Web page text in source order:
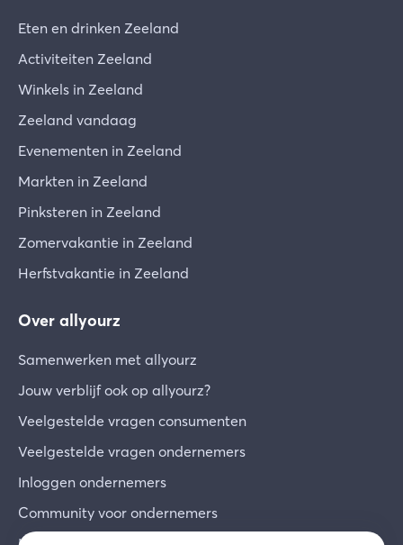
Eten en drinken Zeeland
Activiteiten Zeeland
Winkels in Zeeland
Zeeland vandaag
Evenementen in Zeeland
Markten in Zeeland
Pinksteren in Zeeland
Zomervakantie in Zeeland
Herfstvakantie in Zeeland
Over allyourz
Samenwerken met allyourz
Jouw verblijf ook op allyourz?
Veelgestelde vragen consumenten
Veelgestelde vragen ondernemers
Inloggen ondernemers
Community voor ondernemers